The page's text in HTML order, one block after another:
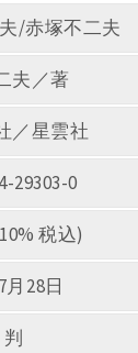
/赤塚不二夫
夫／著
／星雲社
29303-0
税込)
月28日
判